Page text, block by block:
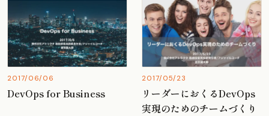
2017/06/06
DevOps for Business
2017/05/23
リーダーにおくるDevOps
実現のためのチームづくり